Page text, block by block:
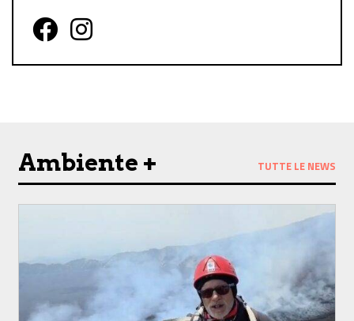
Follow us on Facebook
Follow us on Instagram
Ambiente + TUTTE LE NEWS